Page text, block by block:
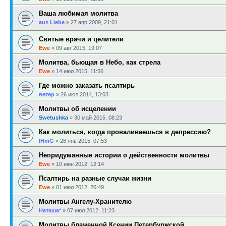
Ваша любимая молитва
aus Liebe » 27 апр 2009, 21:01
Святые врачи и целители
Ewe » 09 авг 2015, 19:07
Молитва, бьющая в Небо, как стрела
Ewe » 14 июл 2015, 11:56
Где можно заказать псалтирь
ветер » 26 июл 2014, 13:03
Молитвы об исцелении
Swetushka » 30 май 2015, 08:23
Как молиться, когда проваливаешься в депрессию?
IHmG » 28 янв 2015, 07:53
Непридуманные истории о действенности молитвы
Ewe » 10 июн 2012, 12:14
Псалтирь на разные случаи жизни
Ewe » 01 июл 2012, 20:49
Молитвы Ангелу-Хранителю
Наташа* » 07 июл 2012, 11:23